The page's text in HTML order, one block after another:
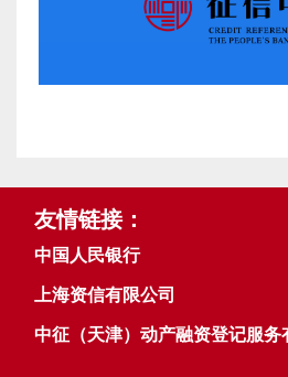
友情链接：
中国人民银行
上海资信有限公司
中征（天津）动产融资登记服务